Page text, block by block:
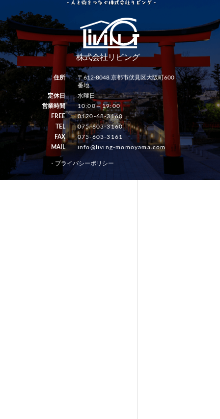
住所
〒612-8048 京都市伏見区大阪町600
番地
定休日
水曜日
営業時間
10:00～19:00
FREE
0120-68-3160
TEL
075-603-3160
FAX
075-603-3161
MAIL
info@living-momoyama.com
・プライバシーポリシー